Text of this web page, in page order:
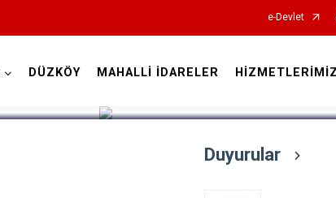
e-Devlet
DÜZKÖY MAHALLİ İDARELER HİZMETLERİMİZ
Duyurular